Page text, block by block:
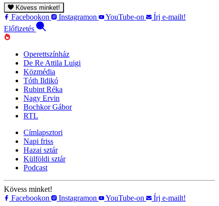
Kövess minket!
Facebookon Instagramon YouTube-on
Írj e-mailt!
Előfizetés
Operettszínház
De Re Attila Luigi
Közmédia
Tóth Ildikó
Rubint Réka
Nagy Ervin
Bochkor Gábor
RTL
Címlapsztori
Napi friss
Hazai sztár
Külföldi sztár
Podcast
Kövess minket!
Facebookon
Instagramon YouTube-on Írj e-mailt!